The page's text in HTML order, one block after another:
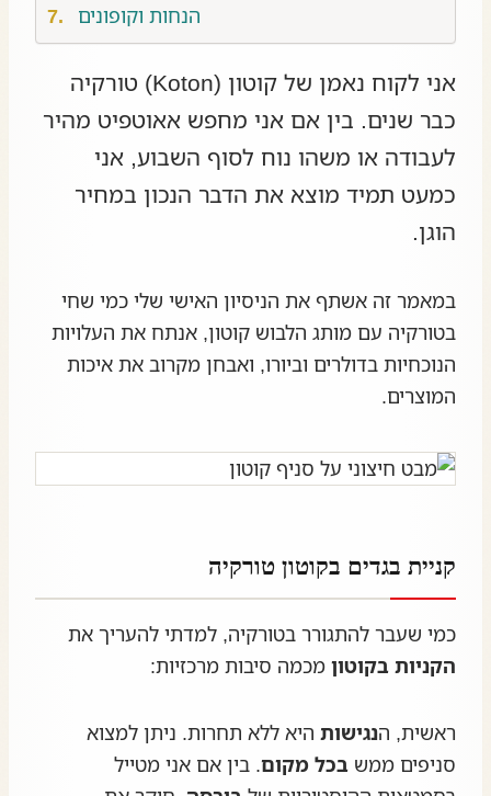
הנחות וקופונים
אני לקוח נאמן של קוטון (Koton) טורקיה
כבר שנים. בין אם אני מחפש אאוטפיט מהיר
לעבודה או משהו נוח לסוף השבוע, אני
כמעט תמיד מוצא את הדבר הנכון במחיר
הוגן.
במאמר זה אשתף את הניסיון האישי שלי כמי שחי
בטורקיה עם מותג הלבוש קוטון, אנתח את העלויות
הנוכחיות בדולרים וביורו, ואבחן מקרוב את איכות
המוצרים.
קניית בגדים בקוטון טורקיה
כמי שעבר להתגורר בטורקיה, למדתי להעריך את
הקניות בקוטון מכמה סיבות מרכזיות:
ראשית, הנגישות היא ללא תחרות. ניתן למצוא
סניפים ממש בכל מקום. בין אם אני מטייל